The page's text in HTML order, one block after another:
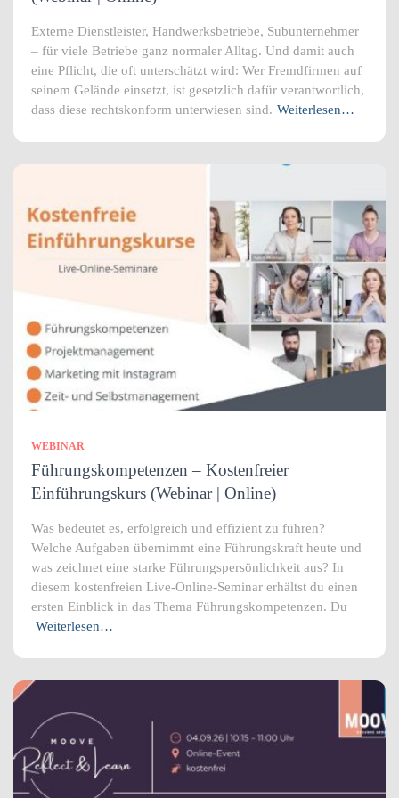
Externe Dienstleister, Handwerksbetriebe, Subunternehmer
– für viele Betriebe ganz normaler Alltag. Und damit auch
eine Pflicht, die oft unterschätzt wird: Wer Fremdfirmen auf
seinem Gelände einsetzt, ist gesetzlich dafür verantwortlich,
dass diese rechtskonform unterwiesen sind. Weiterlesen…
WEBINAR
Führungskompetenzen – Kostenfreier
Einführungskurs (Webinar | Online)
Was bedeutet es, erfolgreich und effizient zu führen?
Welche Aufgaben übernimmt eine Führungskraft heute und
was zeichnet eine starke Führungspersönlichkeit aus? In
diesem kostenfreien Live-Online-Seminar erhältst du einen
ersten Einblick in das Thema Führungskompetenzen. Du
Weiterlesen…